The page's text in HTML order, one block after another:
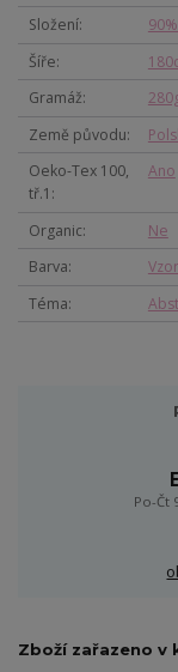
Složení
Šíře
Gramáž
Země původu
Oeko-Tex 100,
tř.1
Ano
Organic
Ne
Barva
Vzor
Téma
Po-Čt
Zboží zařazeno v